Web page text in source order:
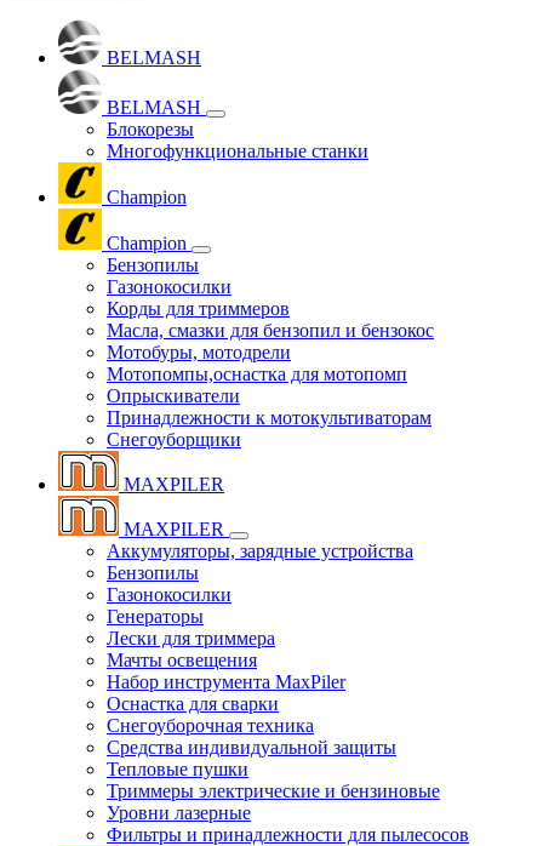
BELMASH
BELMASH
Блокорезы
Многофункциональные станки
Champion
Champion
Бензопилы
Газонокосилки
Корды для триммеров
Масла, смазки для бензопил и бензокос
Мотобуры, мотодрели
Мотопомпы,оснастка для мотопомп
Опрыскиватели
Принадлежности к мотокультиваторам
Снегоуборщики
MAXPILER
MAXPILER
Аккумуляторы, зарядные устройства
Бензопилы
Газонокосилки
Генераторы
Лески для триммера
Мачты освещения
Набор инструмента MaxPiler
Оснастка для сварки
Снегоуборочная техника
Средства индивидуальной защиты
Тепловые пушки
Триммеры электрические и бензиновые
Уровни лазерные
Фильтры и принадлежности для пылесосов